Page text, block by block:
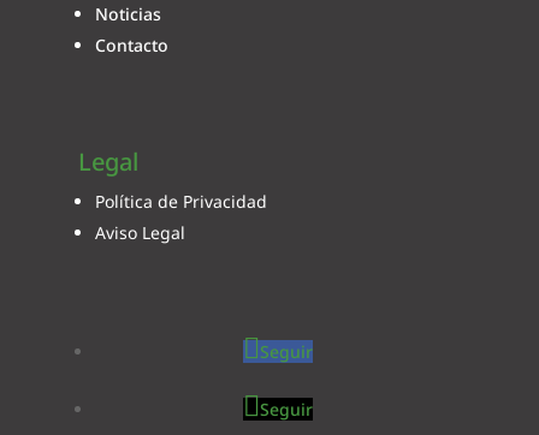
Noticias
Contacto
Legal
Política de Privacidad
Aviso Legal
Seguir
Seguir